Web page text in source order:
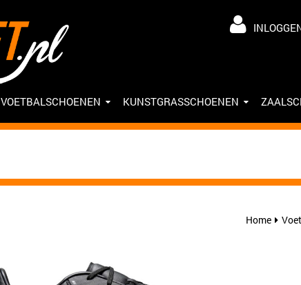
VOETBALSCHOENEN KUNSTGRASSCHOENEN
Home